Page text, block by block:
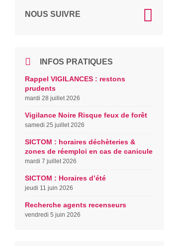
NOUS SUIVRE
INFOS PRATIQUES
Rappel VIGILANCES : restons
prudents
mardi 28 juillet 2026
Vigilance Noire Risque feux de forêt
samedi 25 juillet 2026
SICTOM : horaires déchèteries &
zones de réemploi en cas de canicule
mardi 7 juillet 2026
SICTOM : Horaires d’été
jeudi 11 juin 2026
Recherche agents recenseurs
vendredi 5 juin 2026